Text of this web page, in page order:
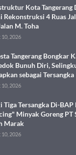
Kota Tangerang
Rekonstruksi 4 Ruas
M. Toha
2026
Tangerang Bongkar
Bunuh Diri,
sebagai Tersangka
2026
Tiga Tersangka Di-
Minyak Goreng PT
Marak
2026